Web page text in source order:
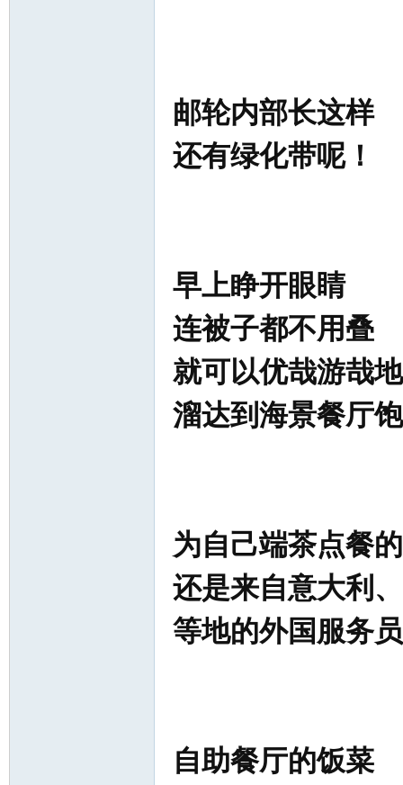
邮轮内部长这样
还有绿化带呢！
早上睁开眼睛
连被子都不用叠
就可以优哉游哉地
溜达到海景餐厅
为自己端茶点餐的
还是来自意大利
等地的外国服务员
自助餐厅的饭菜